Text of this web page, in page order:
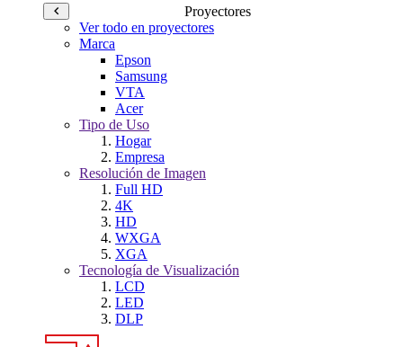
Proyectores
Ver todo en proyectores
Marca
Epson
Samsung
VTA
Acer
Tipo de Uso
Hogar
Empresa
Resolución de Imagen
Full HD
4K
HD
WXGA
XGA
Tecnología de Visualización
LCD
LED
DLP